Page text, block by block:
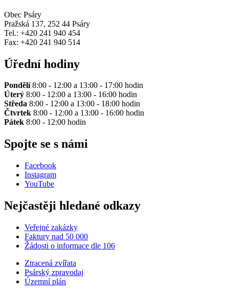
Obec Psáry
Pražská 137, 252 44 Psáry
Tel.: +420 241 940 454
Fax: +420 241 940 514
Úřední hodiny
Pondělí8:00 - 12:00 a 13:00 - 17:00 hodin
Úterý 8:00 - 12:00 a 13:00 - 16:00 hodin
Středa 8:00 - 12:00 a 13:00 - 18:00 hodin
Čtvrtek 8:00 - 12:00 a 13:00 - 16:00 hodin
Pátek 8:00 - 12:00 hodin
Spojte se s námi
Facebook
Instagram
YouTube
Nejčastěji hledané odkazy
Veřejné zakázky
Faktury nad 50 000
Žádosti o informace dle 106
Ztracená zvířata
Psárský zpravodaj
Územní plán